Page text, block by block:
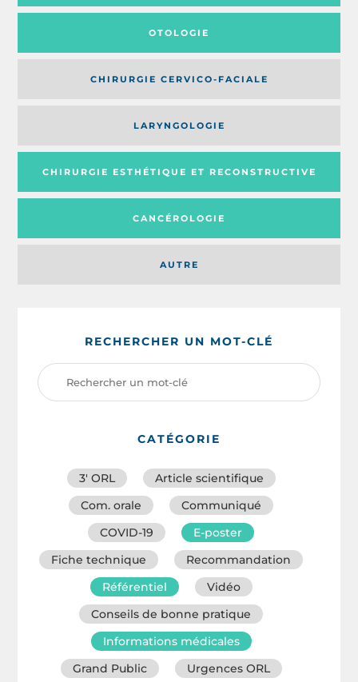
OTOLOGIE
CHIRURGIE CERVICO-FACIALE
AUTRE
LARYNGOLOGIE
CHIRURGIE ESTHÉTIQUE ET RECONSTRUCTIVE
CANCÉROLOGIE
RECHERCHER UN MOT-CLÉ
CATÉGORIE
3′ ORL
Article scientifique
Com. orale
Communiqué
COVID-19
E-poster
Fiche technique
Recommandation
Référentiel
Vidéo
Conseils de bonne pratique
Informations médicales
Grand Public
Urgences ORL